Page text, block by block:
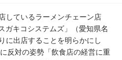
しているラーメンチェーン店
ガキコシステムズ」（愛知県名
に出店することを明らかにし
反対の姿勢「飲食店の経営に重